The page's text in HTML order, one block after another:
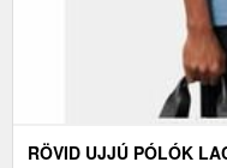
RÖVID UJJÚ PÓLÓK